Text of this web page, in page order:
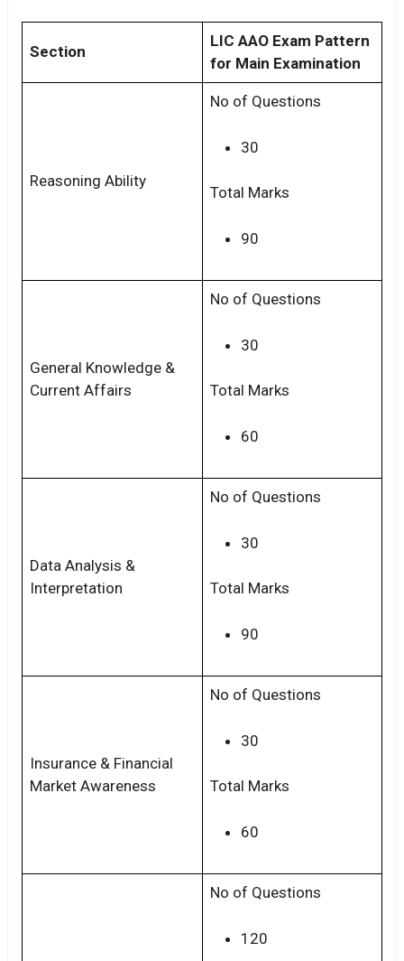
Section
LIC AAO Exam Pattern
for Main Examination
Reasoning Ability
No of Questions
30
Total Marks
90
General Knowledge &
Current Affairs
No of Questions
30
Total Marks
60
Data Analysis &
Interpretation
No of Questions
30
Total Marks
90
Insurance & Financial
Market Awareness
No of Questions
30
Total Marks
60
No of Questions
120